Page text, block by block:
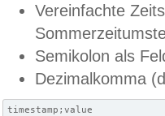
Vereinfachte
Semikolon als
Dezimalkomma
timestamp;value